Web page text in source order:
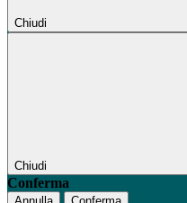
Chiudi
Chiudi
Conferma